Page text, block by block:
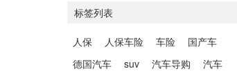
标签列表
人保 人保车险 车险
国产车
德国汽车
suv 汽车导购
汽车